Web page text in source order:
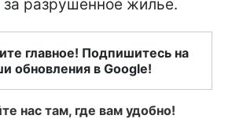
разрушенное жилье.
главное! Подпишитесь на
обновления в Google!
нас там, где вам удобно!